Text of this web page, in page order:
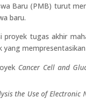
Baru (PMB) turut
baru.
proyek tugas akhir
Cancer Cell and
the Use of